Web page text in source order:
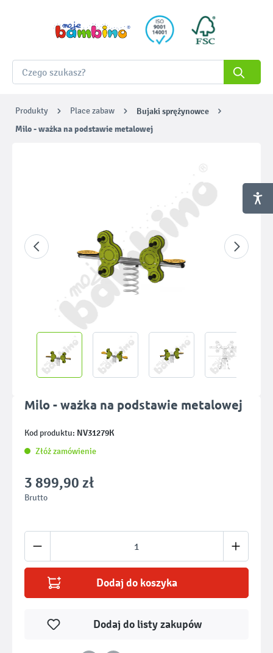
Produkty Place zabaw
Bujaki sprężynowce
Milo - ważka na podstawie metalowej
Milo - ważka na podstawie metalowej
Kod produktu: NV31279K
Złóż zamówienie
3 899,90 zł
Brutto
Ilość produktu: Wprowadź żądaną ilość
Dodaj do koszyka
Dodaj do listy zakupów